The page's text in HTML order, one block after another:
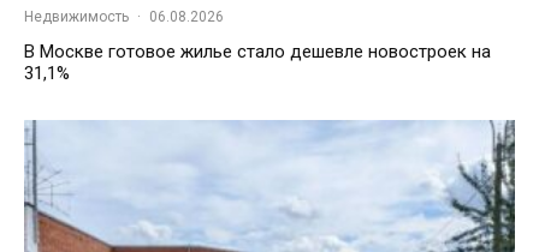
Недвижимость · 06.08.2026
В Москве готовое жилье стало дешевле новостроек на
31,1%